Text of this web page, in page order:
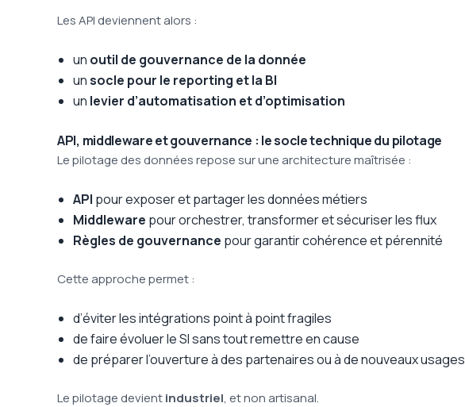
Les API deviennent alors :
un outil de gouvernance de la donnée
unsocle pour le reporting et la BI
un levier d’automatisation et d’optimisation
API, middleware et gouvernance : le socle technique du pilotage
Le pilotage des données repose sur une architecture maîtrisée :
API pour exposer et partager les données métiers
Middleware pour orchestrer, transformer et sécuriser les flux
Règles de gouvernance pour garantir cohérence et pérennité
Cette approche permet :
d’éviter les intégrations point à point fragiles
de faire évoluer le SI sans tout remettre en cause
de préparer l’ouverture à des partenaires ou à de nouveaux usages
Le pilotage devientindustriel, et non artisanal.